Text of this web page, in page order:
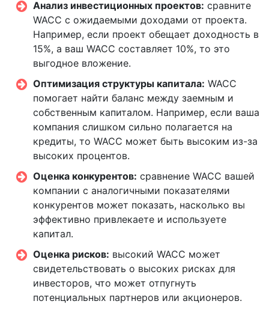
Анализ инвестиционных проектов: сравните
WACC с ожидаемыми доходами от проекта.
Например, если проект обещает доходность в
15%, а ваш WACC составляет 10%, то это
выгодное вложение.
Оптимизация структуры капитала: WACC
помогает найти баланс между заемным и
собственным капиталом. Например, если ваша
компания слишком сильно полагается на
кредиты, то WACC может быть высоким из-за
высоких процентов.
Оценка конкурентов: сравнение WACC вашей
компании с аналогичными показателями
конкурентов может показать, насколько вы
эффективно привлекаете и используете
капитал.
Оценка рисков: высокий WACC может
свидетельствовать о высоких рисках для
инвесторов, что может отпугнуть
потенциальных партнеров или акционеров.